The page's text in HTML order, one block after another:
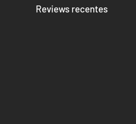
Reviews recentes